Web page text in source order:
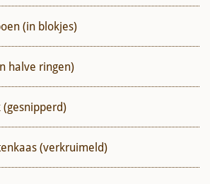
(in blokjes)
halve ringen)
(verkruimeld)